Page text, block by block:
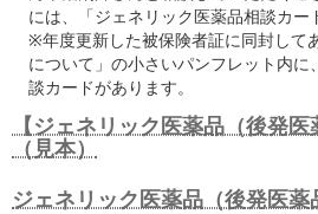
には、「ジェネリック医薬品相談カー
※年度更新した被保険者証に同封して
について」の小さいパンフレット内に
談カードがあります。
【ジェネリック医薬品（後発医
（見本）
ジェネリック医薬品（後発医薬